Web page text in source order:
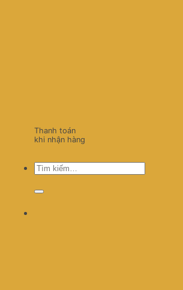
Thanh toán
khi nhận hàng
Tìm